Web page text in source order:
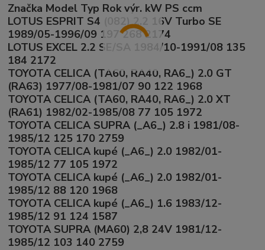
Značka Model Typ Rok výr. kW PS ccm
LOTUS ESPRIT S4 (082) 2.2 16V Turbo SE
1989/05-1996/09 197 268 2174
LOTUS EXCEL 2.2 SE/SA 1984/10-1991/08 135
184 2172
TOYOTA CELICA (TA60, RA40, RA6_) 2.0 GT
(RA63) 1977/08-1981/07 90 122 1968
TOYOTA CELICA (TA60, RA40, RA6_) 2.0 XT
(RA61) 1982/02-1985/08 77 105 1972
TOYOTA CELICA SUPRA (_A6_) 2.8 i 1981/08-
1985/12 125 170 2759
TOYOTA CELICA kupé (_A6_) 2.0 1982/01-
1985/12 77 105 1972
TOYOTA CELICA kupé (_A6_) 2.0 1982/01-
1985/12 88 120 1968
TOYOTA CELICA kupé (_A6_) 1.6 1983/12-
1985/12 91 124 1587
TOYOTA SUPRA (MA60) 2,8 24V 1981/12-
1985/12 103 140 2759